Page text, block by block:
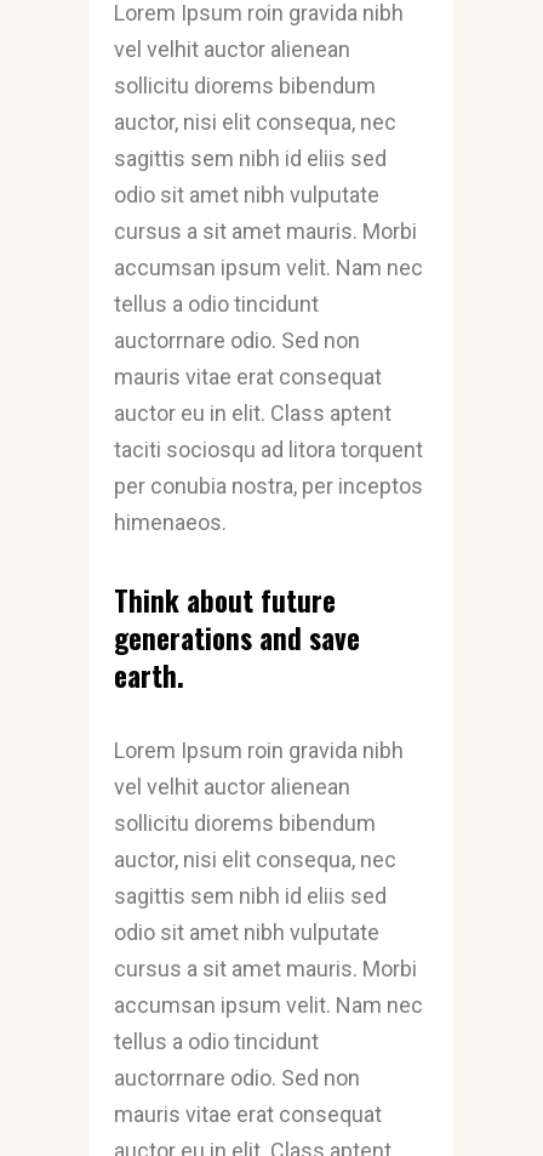
Lorem Ipsum roin gravida nibh
vel velhit auctor alienean
sollicitu diorems bibendum
auctor, nisi elit consequa, nec
sagittis sem nibh id eliis sed
odio sit amet nibh vulputate
cursus a sit amet mauris. Morbi
accumsan ipsum velit. Nam nec
tellus a odio tincidunt
auctorrnare odio. Sed non
mauris vitae erat consequat
auctor eu in elit. Class aptent
taciti sociosqu ad litora torquent
per conubia nostra, per inceptos
himenaeos.
Think about future
generations and save
earth.
Lorem Ipsum roin gravida nibh
vel velhit auctor alienean
sollicitu diorems bibendum
auctor, nisi elit consequa, nec
sagittis sem nibh id eliis sed
odio sit amet nibh vulputate
cursus a sit amet mauris. Morbi
accumsan ipsum velit. Nam nec
tellus a odio tincidunt
auctorrnare odio. Sed non
mauris vitae erat consequat
auctor eu in elit. Class aptent